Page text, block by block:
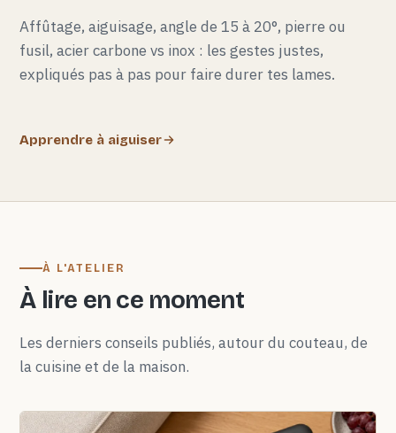
Affûtage, aiguisage, angle de 15 à 20°, pierre ou
fusil, acier carbone vs inox : les gestes justes,
expliqués pas à pas pour faire durer tes lames.
Apprendre à aiguiser
À L'ATELIER
À lire en ce moment
Les derniers conseils publiés, autour du couteau, de
la cuisine et de la maison.